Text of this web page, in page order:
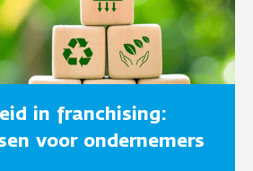
in franchising:
voor ondernemers